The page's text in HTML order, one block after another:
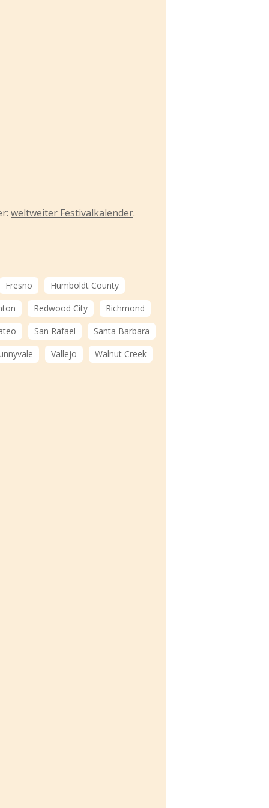
weltweiter Festivalkalender.
Fresno
Humboldt County
Redwood City
Richmond
San Rafael
Santa Barbara
Vallejo Walnut Creek